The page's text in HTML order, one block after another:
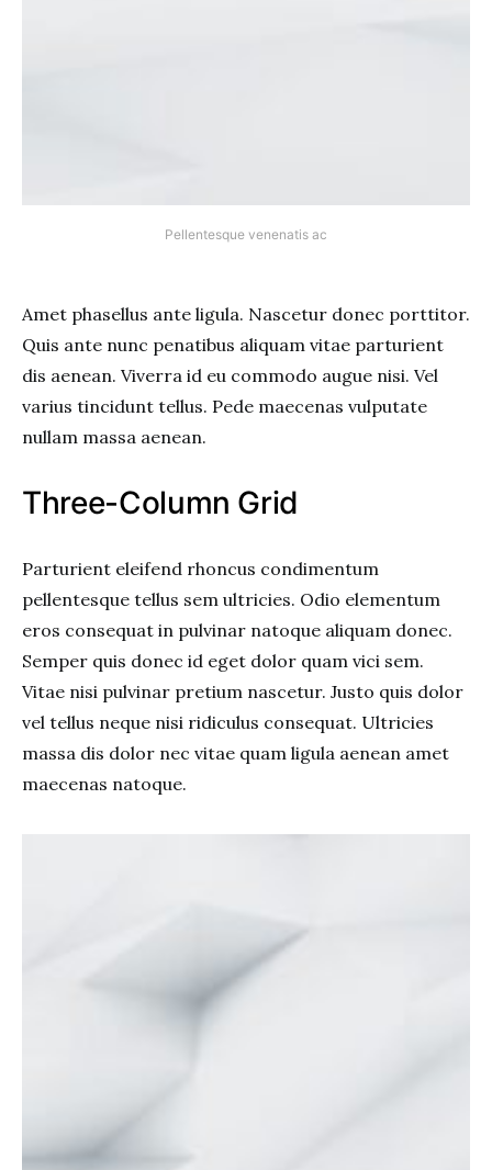
Pellentesque venenatis ac
Amet phasellus ante ligula. Nascetur donec porttitor.
Quis ante nunc penatibus aliquam vitae parturient
dis aenean. Viverra id eu commodo augue nisi. Vel
varius tincidunt tellus. Pede maecenas vulputate
nullam massa aenean.
Three-Column Grid
Parturient eleifend rhoncus condimentum
pellentesque tellus sem ultricies. Odio elementum
eros consequat in pulvinar natoque aliquam donec.
Semper quis donec id eget dolor quam vici sem.
Vitae nisi pulvinar pretium nascetur. Justo quis dolor
vel tellus neque nisi ridiculus consequat. Ultricies
massa dis dolor nec vitae quam ligula aenean amet
maecenas natoque.